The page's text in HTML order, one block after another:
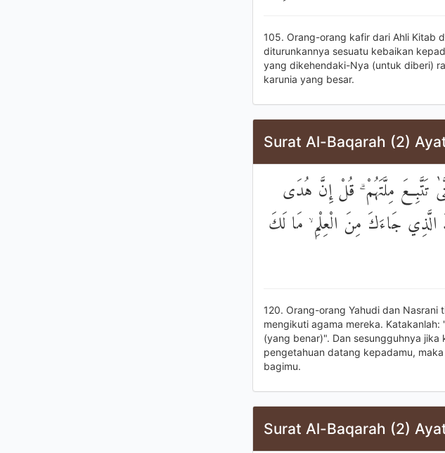
105. Orang-orang kafir dari Ahli Kitab
diturunkannya sesuatu kebaikan
yang dikehendaki-Nya (untuk diberi)
karunia yang besar.
Surat Al-Baqarah (2)
تَتَّبِعَ مِلَّتَهُمْ ۗ قُلْ إِنَّ هُدَى
الَّذِي جَاءَكَ مِنَ الْعِلْمِ ۙ مَا لَكَ
120. Orang-orang Yahudi dan
mengikuti agama mereka.
(yang benar)". Dan sesungguhnya
pengetahuan datang kepadamu,
bagimu.
Surat Al-Baqarah (2)